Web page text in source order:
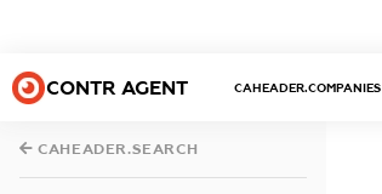
CONTR AGENT CAHEADER.COMPANIES
CAHEADER.SEARCH